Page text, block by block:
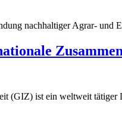
nachhaltiger Agrar- und
(GIZ) ist ein weltweit